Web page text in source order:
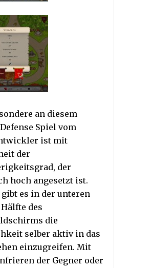
an diesem
Spiel vom
ist mit
der
der
hoch angesetzt ist.
gibt es in der unteren
des
die
selber aktiv in das
einzugreifen. Mit
der Gegner oder